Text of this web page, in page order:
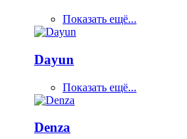
Показать ещё...
Dayun
Показать ещё...
Denza